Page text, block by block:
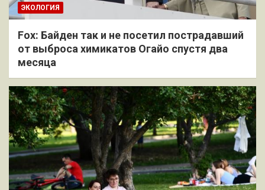
ЭКОЛОГИЯ
Fox: Байден так и не посетил пострадавший
от выброса химикатов Огайо спустя два
месяца